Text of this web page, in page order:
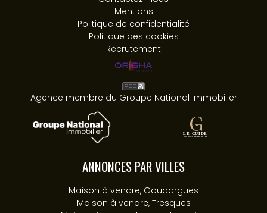
Mentions
Politique de confidentialité
Politique des cookies
Recrutement
Agence membre du Groupe National Immobilier
ANNONCES PAR VILLES
Maison à vendre, Goudargues
Maison à vendre, Tresques